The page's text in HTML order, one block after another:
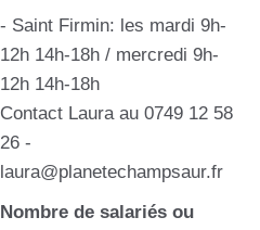
- Saint Firmin: les mardi 9h-
12h 14h-18h / mercredi 9h-
12h 14h-18h
Contact Laura au 0749 12 58
26 -
laura@planetechampsaur.fr
Nombre de salariés ou